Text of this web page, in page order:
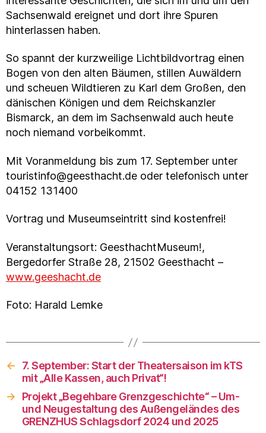
Sachsenwald ereignet und dort ihre Spuren
hinterlassen haben.
So spannt der kurzweilige Lichtbildvortrag einen
Bogen von den alten Bäumen, stillen Auwäldern
und scheuen Wildtieren zu Karl dem Großen, den
dänischen Königen und dem Reichskanzler
Bismarck, an dem im Sachsenwald auch heute
noch niemand vorbeikommt.
Mit Voranmeldung bis zum 17. September unter
touristinfo@geesthacht.de oder telefonisch unter
04152 131400
Vortrag und Museumseintritt sind kostenfrei!
Veranstaltungsort: GeesthachtMuseum!,
Bergedorfer Straße 28, 21502 Geesthacht –
www.geeshacht.de
Foto: Harald Lemke
←
7. September: Start der Theatersaison im kTS
mit „Alle Kassen, auch Privat“!
→
Projekt „Begehbare Grenzgeschichte“ – Um-
und Neugestaltung des Außengeländes des
GRENZHUS Schlagsdorf 2024 und 2025